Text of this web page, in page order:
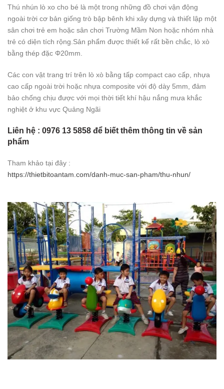
Thú nhún lò xo cho bé là một trong những đồ chơi vận động
ngoài trời cơ bản giống trò bập bênh khi xây dựng và thiết lập một
sân chơi trẻ em hoặc sân chơi Trường Mầm Non hoặc nhóm nhà
trẻ có diện tích rộng.Sản phẩm được thiết kế rất bền chắc, lò xò
bằng thép đặc Φ20mm.
Các con vật trang trí trên lò xò bằng tấp compact cao cấp, nhựa
cao cấp ngoài trời hoặc nhựa composite với độ dày 5mm, đảm
bảo chống chịu được với mọi thời tiết khí hậu nắng mưa khắc
nghiệt ở khu vực Quảng Ngãi
Liên hệ : 0976 13 5858 để biết thêm thông tin về sản
phẩm
Tham khảo tại đây :
https://thietbitoantam.com/danh-muc-san-pham/thu-nhun/